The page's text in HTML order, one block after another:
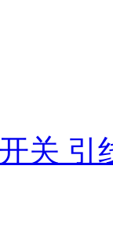
关 引